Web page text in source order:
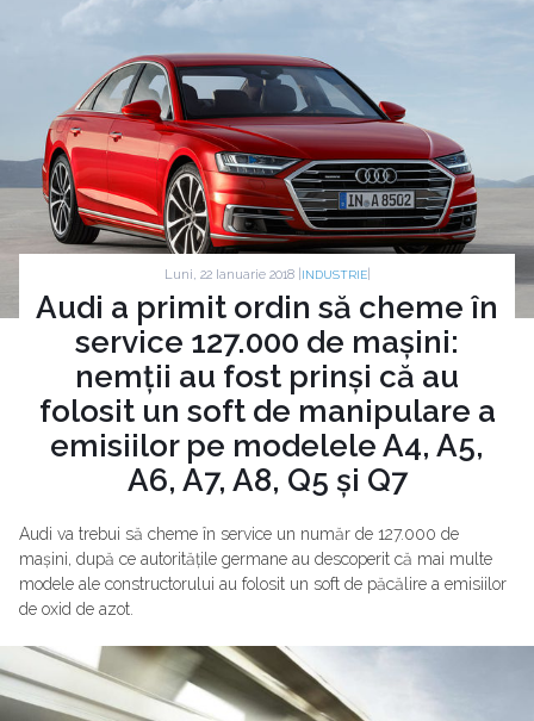
Luni, 22 Ianuarie 2018 | INDUSTRIE|
Audi a primit ordin să cheme în
service 127.000 de mașini:
nemții au fost prinși că au
folosit un soft de manipulare a
emisiilor pe modelele A4, A5,
A6, A7, A8, Q5 și Q7
Audi va trebui să cheme în service un număr de 127.000 de
mașini, după ce autoritățile germane au descoperit că mai multe
modele ale constructorului au folosit un soft de păcălire a emisiilor
de oxid de azot.